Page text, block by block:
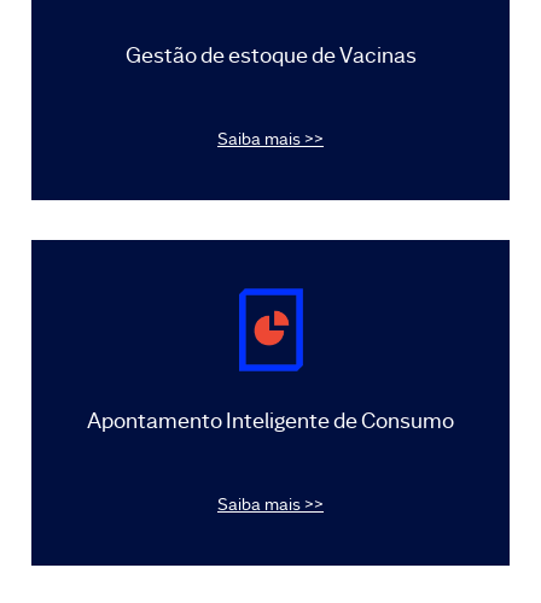
Gestão de estoque de Vacinas
Saiba mais >>
Apontamento Inteligente de Consumo
Saiba mais >>